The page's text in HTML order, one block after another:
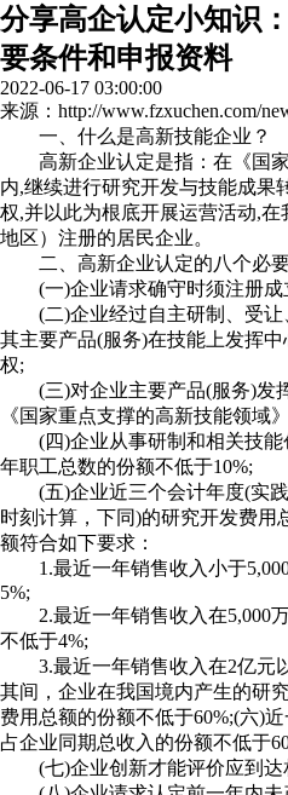
分享高企认定小知识
要条件和申报资料
2022-06-17 03:00:00
来源：http://www.fzxuchen.com/
一、什么是高新技能企业？
高新企业认定是指：在《国家
内,继续进行研究开发与技能成果
权,并以此为根底开展运营活动,
地区）注册的居民企业。
二、高新企业认定的八个必
(一)企业请求确守时须注册成
(二)企业经过自主研制、受让
其主要产品(服务)在技能上发挥
权;
(三)对企业主要产品(服务)发
《国家重点支撑的高新技能领域
(四)企业从事研制和相关技能
年职工总数的份额不低于10%;
(五)企业近三个会计年度(实践
时刻计算，下同)的研究开发费用
额符合如下要求：
1.最近一年销售收入小于
5%;
2.最近一年销售收入在5,000
不低于4%;
3.最近一年销售收入在2亿元以
其间，企业在我国境内产生的研
费用总额的份额不低于60%;(六)
占企业同期总收入的份额不低于
(七)企业创新才能评价应到达